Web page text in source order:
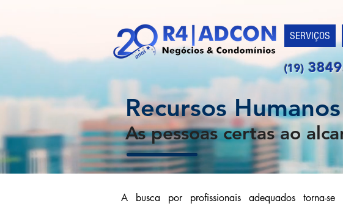
SERVIÇOS
(19)
Recursos
As pessoas certas ao
A busca por profissionais adequados torna-se